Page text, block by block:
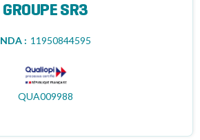
GROUPE SR3
NDA : 11950844595
QUA009988